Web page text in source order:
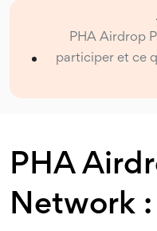
PHA Airdrop
participer et ce
PHA
Network